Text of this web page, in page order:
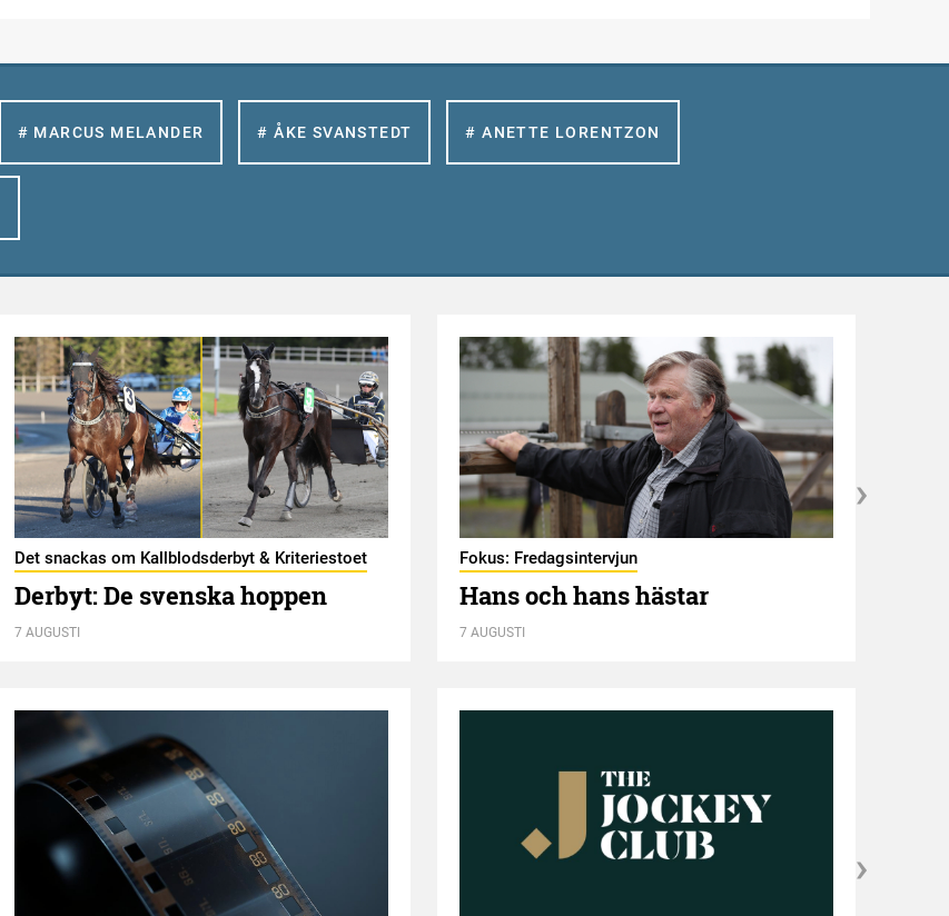
# MARCUS MELANDER # ÅKE SVANSTEDT # ANETTE LORENTZON
Det snackas om Kallblodsderbyt & Kriteriestoet
Derbyt: De svenska hoppen
7 AUGUSTI
Fokus: Fredagsintervjun
Hans och hans hästar
7 AUGUSTI